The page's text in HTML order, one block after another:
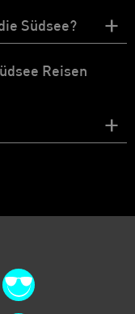
Südsee? +
Reisen
+